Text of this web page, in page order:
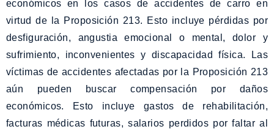
económicos en los casos de accidentes de carro en
virtud de la Proposición 213. Esto incluye pérdidas por
desfiguración, angustia emocional o mental, dolor y
sufrimiento, inconvenientes y discapacidad física. Las
víctimas de accidentes afectadas por la Proposición 213
aún pueden buscar compensación por daños
económicos. Esto incluye gastos de rehabilitación,
facturas médicas futuras, salarios perdidos por faltar al